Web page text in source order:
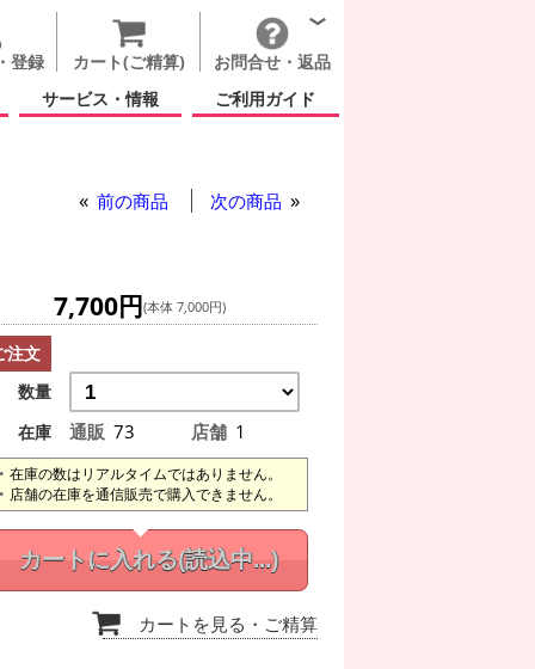
登録 カート(ご精算)
お問合せ・返品
サービス・情報
ご利用ガイド
前の商品 次の商品
7,700円(本体 7,000円)
注文
数量
在庫
通販 73 店舗 1
在庫の数はリアルタイムではありません。
店舗の在庫を通信販売で購入できません。
カートに入れる(読込中...)
カートを見る ・ご精算